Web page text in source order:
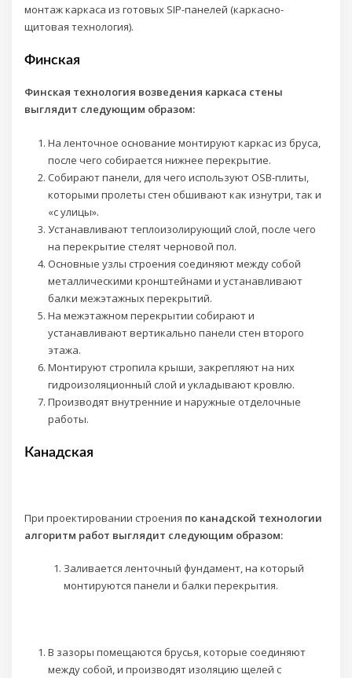
монтаж каркаса из готовых SIP-панелей (каркасно-
щитовая технология).
Финская
Финская технология возведения каркаса стены
выглядит следующим образом:
На ленточное основание монтируют каркас из бруса,
после чего собирается нижнее перекрытие.
Собирают панели, для чего используют OSB-плиты,
которыми пролеты стен обшивают как изнутри, так и
«с улицы».
Устанавливают теплоизолирующий слой, после чего
на перекрытие стелят черновой пол.
Основные узлы строения соединяют между собой
металлическими кронштейнами и устанавливают
балки межэтажных перекрытий.
На межэтажном перекрытии собирают и
устанавливают вертикально панели стен второго
этажа.
Монтируют стропила крыши, закрепляют на них
гидроизоляционный слой и укладывают кровлю.
Производят внутренние и наружные отделочные
работы.
Канадская
При проектировании строения по канадской технологии
алгоритм работ выглядит следующим образом:
Заливается ленточный фундамент, на который
монтируются панели и балки перекрытия.
В зазоры помещаются брусья, которые соединяют
между собой, и производят изоляцию щелей с